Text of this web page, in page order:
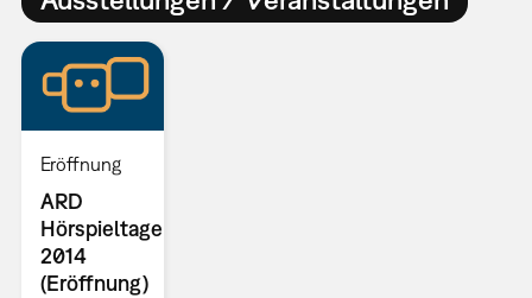
Eröffnung
ARD
Hörspieltage
2014
(Eröffnung)